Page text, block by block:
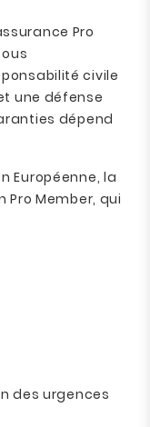
Pro
civile
une défense
dépend
Européenne, la
Pro Member, qui
des urgences